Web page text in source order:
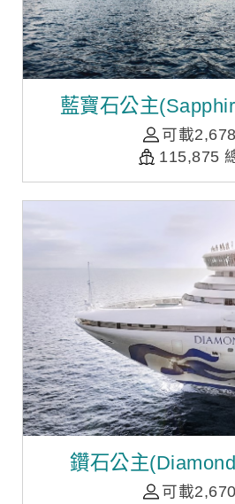
藍寶石公主
可載
115,875
鑽石公主
可載